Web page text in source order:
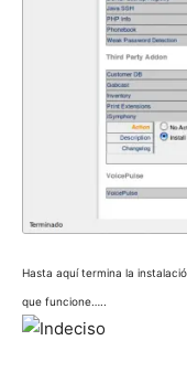
Hasta aquí termina la
que funcione…..